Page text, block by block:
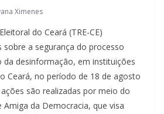
Ximenes
do Ceará (TRE-CE)
a segurança do processo
desinformação, em instituições
Ceará, no período de 18 de agosto
são realizadas por meio do
da Democracia, que visa